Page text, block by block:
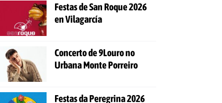
Festas de San Roque 2026
en Vilagarcía
Concerto de 9Louro no
Urbana Monte Porreiro
Festas da Peregrina 2026